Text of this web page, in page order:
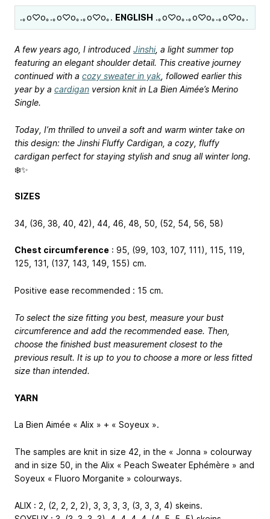
.｡o♡o｡.｡o♡o｡.｡o♡o｡. ENGLISH .｡o♡o｡.｡o♡o｡.｡o♡o｡.
A few years ago, I introduced Jinshi, a light summer top
featuring an elegant shoulder detail. This creative journey
continued with a cozy sweater in yak , followed earlier this
year by a cardigan version knit in La Bien Aimée’s Merino
Single.
Today, I’m thrilled to unveil a soft and warm winter take on
this design: the Jinshi Fluffy Cardigan, a cozy, fluffy
cardigan perfect for staying stylish and snug all winter long.
❄️✨
SIZES
34, (36, 38, 40, 42), 44, 46, 48, 50, (52, 54, 56, 58)
Chest circumference : 95, (99, 103, 107, 111), 115, 119,
125, 131, (137, 143, 149, 155) cm.
Positive ease recommended : 15 cm.
To select the size fitting you best, measure your bust
circumference and add the recommended ease. Then,
choose the finished bust measurement closest to the
previous result. It is up to you to choose a more or less fitted
size than intended.
YARN
La Bien Aimée « Alix » + « Soyeux ».
The samples are knit in size 42, in the « Jonna » colourway
and in size 50, in the Alix « Peach Sweater Ephémère » and
Soyeux « Fluoro Morganite » colourways.
ALIX : 2, (2, 2, 2, 2), 3, 3, 3, 3 , (3, 3, 3, 4) skeins.